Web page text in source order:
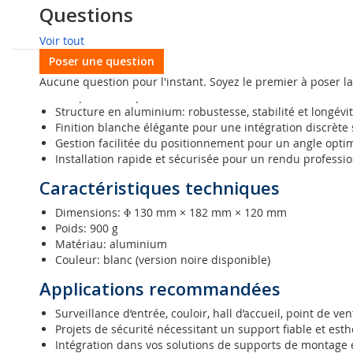
Galerie
Support mural Hikvision DS-
Conçu pour une fixation sûre et propre des caméras
durable. Idéal pour les installations de vidéosurveillance
commerciaux, résidentiels et tertiaires. Également
Structure en aluminium: robustesse, stabilité et
Finition blanche élégante pour une intégration
Gestion facilitée du positionnement pour un angle
Installation rapide et sécurisée pour un rendu
Caractéristiques techniques
Dimensions: Φ 130 mm × 182 mm × 120 mm
Poids: 900 g
Matériau: aluminium
Couleur: blanc (version noire disponible)
Applications recommandées
Surveillance d’entrée, couloir, hall d’accueil, point de
Projets de sécurité nécessitant un support fiable et
Intégration dans vos solutions de supports de montage
Avis des clients
Questions
Voir tout
Poser une question
Aucune question pour l'instant. Soyez le premier à poser